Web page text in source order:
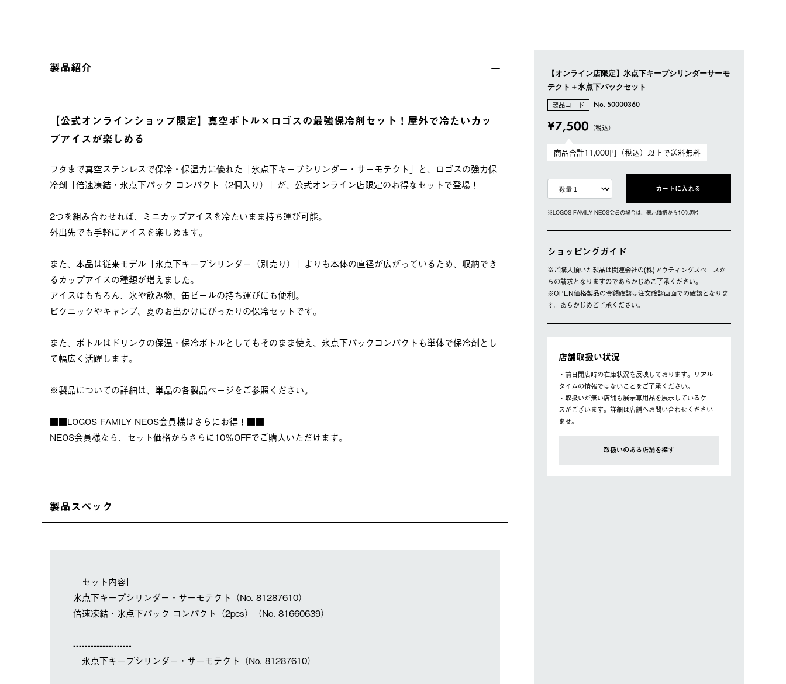
製品紹介
【公式オンラインショップ限定】真空ボトル×ロゴスの最強保冷剤セット！屋外で冷たいカッ
プアイスが楽しめる
フタまで真空ステンレスで保冷・保温力に優れた「氷点下キープシリンダー・サーモテクト」と、ロゴスの強力保
冷剤「倍速凍結・氷点下パック コンパクト（2個入り）」が、公式オンライン店限定のお得なセットで登場！
2つを組み合わせれば、ミニカップアイスを冷たいまま持ち運び可能。
外出先でも手軽にアイスを楽しめます。
また、本品は従来モデル「氷点下キープシリンダー（別売り）」よりも本体の直径が広がっているため、収納でき
るカップアイスの種類が増えました。
アイスはもちろん、氷や飲み物、缶ビールの持ち運びにも便利。
ピクニックやキャンプ、夏のお出かけにぴったりの保冷セットです。
また、ボトルはドリンクの保温・保冷ボトルとしてもそのまま使え、氷点下パックコンパクトも単体で保冷剤とし
て幅広く活躍します。
※製品についての詳細は、単品の各製品ページをご参照ください。
■■LOGOS FAMILY NEOS会員様はさらにお得！■■
NEOS会員様なら、セット価格からさらに10％OFFでご購入いただけます。
製品スペック
［セット内容］
氷点下キープシリンダー・サーモテクト（No. 81287610）
倍速凍結・氷点下パック コンパクト（2pcs）（No. 81660639）
--------------------
［氷点下キープシリンダー・サーモテクト（No. 81287610）］
【オンライン店限定】氷点下キープシリンダーサーモ
テクト＋氷点下パックセット
製品コード No. 50000360
¥7,500（税込）
商品合計11,000円（税込）以上で送料無料
カートに入れる
※LOGOS FAMILY NEOS会員の場合は、表⽰価格から10%割引
ショッピングガイド
※ご購⼊頂いた製品は関連会社の(株)アウティングスペースか
らの請求となりますのであらかじめご了承ください。
※OPEN価格製品の⾦額確認は注⽂確認画⾯での確認となりま
す。あらかじめご了承ください。
店舗取扱い状況
・前日閉店時の在庫状況を反映しております。リアル
タイムの情報ではないことをご了承ください。
・取扱いが無い店舗も展示専用品を展示しているケー
スがございます。詳細は店舗へお問い合わせください
ませ。
取扱いのある店舗を探す